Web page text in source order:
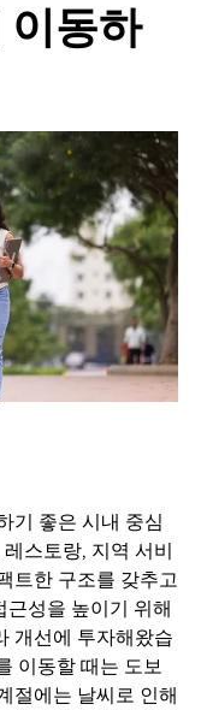
동하
기 좋은 시내 중심
스토랑, 지역 서비
트한 구조를 갖추고
근성을 높이기 위해
개선에 투자해왔습
이동할 때는 도보
절에는 날씨로 인해